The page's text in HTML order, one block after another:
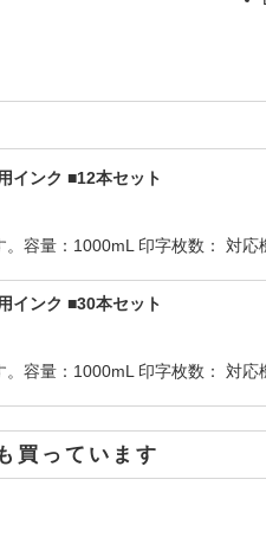
インク ■12本セット
容量：1000mL 印字枚数： 対応
インク ■30本セット
容量：1000mL 印字枚数： 対応
買っています